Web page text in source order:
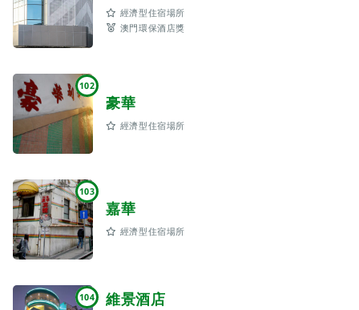
經濟型住宿場所
澳門環保酒店獎
102
豪華
經濟型住宿場所
103
嘉華
經濟型住宿場所
104 維景酒店